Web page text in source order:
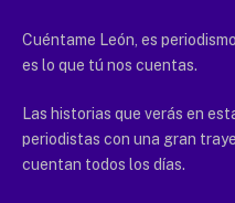
Cuéntame León, es
es lo que tú nos cuentas.
Las historias que verás en
periodistas con una gran
cuentan todos los días.